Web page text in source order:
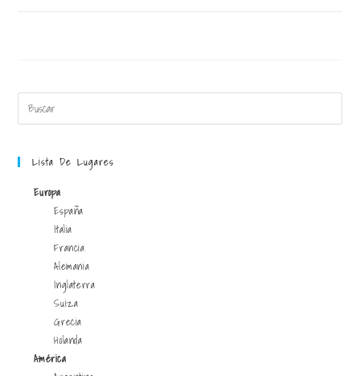
Lista De Lugares
Europa
España
Italia
Francia
Alemania
Inglaterra
Suiza
Grecia
Holanda
América